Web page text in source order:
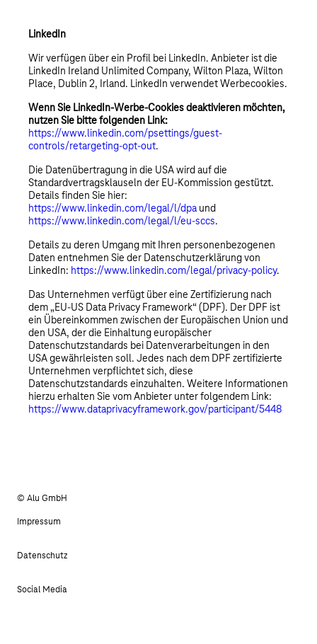
LinkedIn
Wir verfügen über ein Profil bei LinkedIn. Anbieter ist die
LinkedIn Ireland Unlimited Company, Wilton Plaza, Wilton
Place, Dublin 2, Irland. LinkedIn verwendet Werbecookies.
Wenn Sie LinkedIn-Werbe-Cookies deaktivieren möchten,
nutzen Sie bitte folgenden Link:
https://www.linkedin.com/psettings/guest-
controls/retargeting-opt-out.
Die Datenübertragung in die USA wird auf die
Standardvertragsklauseln der EU-Kommission gestützt.
Details finden Sie hier:
https://www.linkedin.com/legal/l/dpaund
https://www.linkedin.com/legal/l/eu-sccs.
Details zu deren Umgang mit Ihren personenbezogenen
Daten entnehmen Sie der Datenschutzerklärung von
LinkedIn: https://www.linkedin.com/legal/privacy-policy.
Das Unternehmen verfügt über eine Zertifizierung nach
dem „EU-US Data Privacy Framework“ (DPF). Der DPF ist
ein Übereinkommen zwischen der Europäischen Union und
den USA, der die Einhaltung europäischer
Datenschutzstandards bei Datenverarbeitungen in den
USA gewährleisten soll. Jedes nach dem DPF zertifizierte
Unternehmen verpflichtet sich, diese
Datenschutzstandards einzuhalten. Weitere Informationen
hierzu erhalten Sie vom Anbieter unter folgendem Link:
https://www.dataprivacyframework.gov/participant/5448
© Alu GmbH
Impressum
Datenschutz
Social Media